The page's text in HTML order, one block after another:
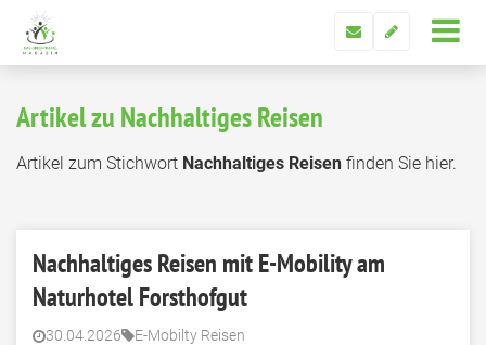
Artikel zu Nachhaltiges Reisen
Artikel zum Stichwort Nachhaltiges Reisen finden Sie hier.
Nachhaltiges Reisen mit E-Mobility am
Naturhotel Forsthofgut
30.04.2026 E-Mobilty Reisen